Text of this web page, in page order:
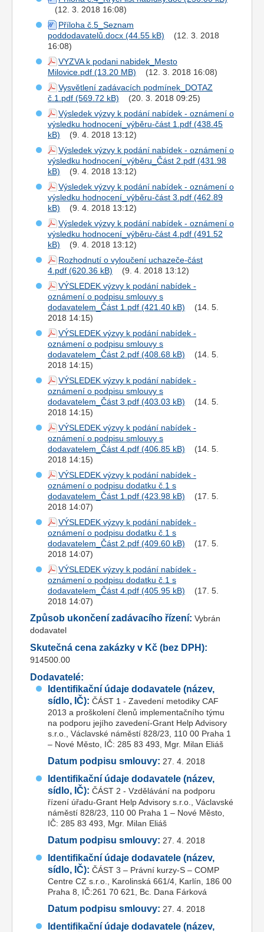
(12. 3. 2018 16:08)
Příloha č.5_Seznam
poddodavatelů.docx
(12. 3. 2018
16:08)
VYZVA k podani nabidek_Mesto
Milovice.pdf
(12. 3. 2018 16:08)
Vysvětlení zadávacích podmínek_DOTAZ
č.1.pdf
(20. 3. 2018 09:25)
Výsledek výzvy k podání nabídek - oznámení o
výsledku hodnocení_výběru-část 1.pdf
(9. 4. 2018 13:12)
Výsledek výzvy k podání nabídek - oznámení o
výsledku hodnocení_výběru_Část 2.pdf
(9. 4. 2018 13:12)
Výsledek výzvy k podání nabídek - oznámení o
výsledku hodnocení_výběru-část 3.pdf
(9. 4. 2018 13:12)
Výsledek výzvy k podání nabídek - oznámení o
výsledku hodnocení_výběru-část 4.pdf
(9. 4. 2018 13:12)
Rozhodnutí o vyloučení uchazeče-část
4.pdf
(9. 4. 2018 13:12)
VÝSLEDEK výzvy k podání nabídek -
oznámení o podpisu smlouvy s
dodavatelem_Část 1.pdf
(14. 5.
2018 14:15)
VÝSLEDEK výzvy k podání nabídek -
oznámení o podpisu smlouvy s
dodavatelem_Část 2.pdf
(14. 5.
2018 14:15)
VÝSLEDEK výzvy k podání nabídek -
oznámení o podpisu smlouvy s
dodavatelem_Část 3.pdf
(14. 5.
2018 14:15)
VÝSLEDEK výzvy k podání nabídek -
oznámení o podpisu smlouvy s
dodavatelem_Část 4.pdf
(14. 5.
2018 14:15)
VÝSLEDEK výzvy k podání nabídek -
oznámení o podpisu dodatku č.1 s
dodavatelem_Část 1.pdf
(17. 5.
2018 14:07)
VÝSLEDEK výzvy k podání nabídek -
oznámení o podpisu dodatku č.1 s
dodavatelem_Část 2.pdf
(17. 5.
2018 14:07)
VÝSLEDEK výzvy k podání nabídek -
oznámení o podpisu dodatku č.1 s
dodavatelem_Část 4.pdf
(17. 5.
2018 14:07)
Způsob ukončení zadávacího řízení: Vybrán
dodavatel
Skutečná cena zakázky v Kč (bez DPH):
914500.00
Dodavatelé:
Identifikační údaje dodavatele (název,
sídlo, IČ): ČÁST 1 - Zavedení metodiky CAF
2013 a proškolení členů implementačního týmu
na podporu jejího zavedení-Grant Help Advisory
s.r.o., Václavské náměstí 828/23, 110 00 Praha 1
– Nové Město, IČ: 285 83 493, Mgr. Milan Eliáš
Datum podpisu smlouvy: 27. 4. 2018
Identifikační údaje dodavatele (název,
sídlo, IČ): ČÁST 2 - Vzdělávání na podporu
řízení úřadu-Grant Help Advisory s.r.o., Václavské
náměstí 828/23, 110 00 Praha 1 – Nové Město,
IČ: 285 83 493, Mgr. Milan Eliáš
Datum podpisu smlouvy: 27. 4. 2018
Identifikační údaje dodavatele (název,
sídlo, IČ): ČÁST 3 – Právní kurzy-S – COMP
Centre CZ s.r.o., Karolinská 661/4, Karlín, 186 00
Praha 8, IČ:261 70 621, Bc. Dana Fárková
Datum podpisu smlouvy: 27. 4. 2018
Identifikační údaje dodavatele (název,